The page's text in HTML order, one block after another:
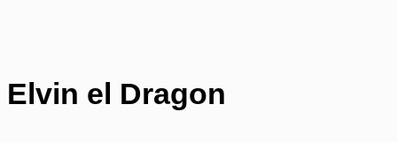
Elvin el Dragon